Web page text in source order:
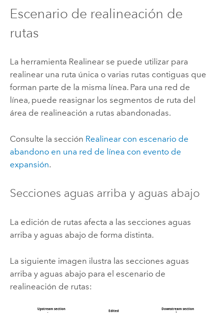
Escenario de realineación de
rutas
La herramienta Realinear se puede utilizar para
realinear una ruta única o varias rutas contiguas que
forman parte de la misma línea. Para una red de
línea, puede reasignar los segmentos de ruta del
área de realineación a rutas abandonadas.
Consulte la sección Realinear con escenario de
abandono en una red de línea con evento de
expansión.
Secciones aguas arriba y aguas abajo
La edición de rutas afecta a las secciones aguas
arriba y aguas abajo de forma distinta.
La siguiente imagen ilustra las secciones aguas
arriba y aguas abajo para el escenario de
realineación de rutas: